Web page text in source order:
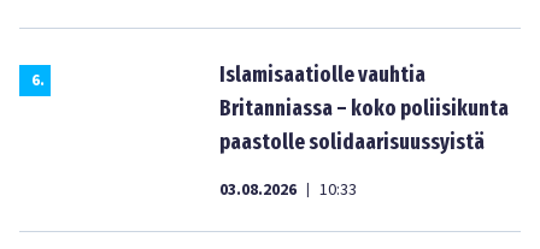
6.
Islamisaatiolle vauhtia
Britanniassa – koko poliisikunta
paastolle solidaarisuussyistä
03.08.2026 | 10:33